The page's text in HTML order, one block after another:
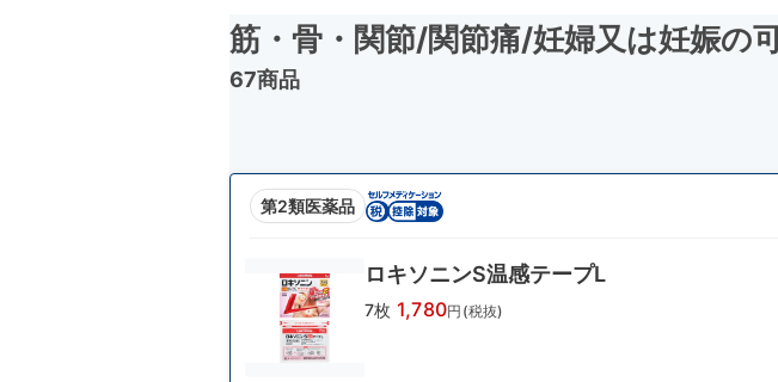
筋・骨・関節/関節痛/妊婦又は妊娠の
67商品
第2類医薬品
ロキソニンS温感テープL
7枚 1,780円(税抜)